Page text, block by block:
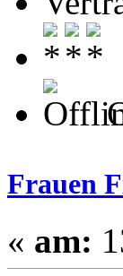
Frauen
« am: